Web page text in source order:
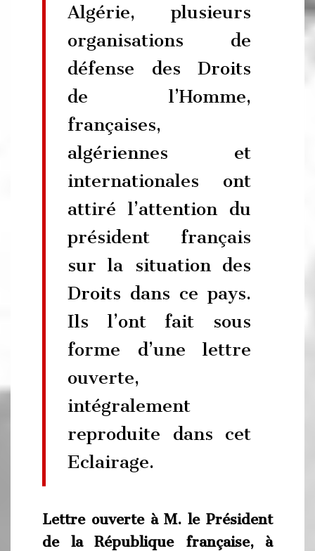
Algérie, plusieurs
organisations de
défense des Droits
de l’Homme,
françaises,
algériennes et
internationales ont
attiré l’attention du
président français
sur la situation des
Droits dans ce pays.
Ils l’ont fait sous
forme d’une lettre
ouverte,
intégralement
reproduite dans cet
Eclairage.
Lettre ouverte à M. le Président
de la République française, à